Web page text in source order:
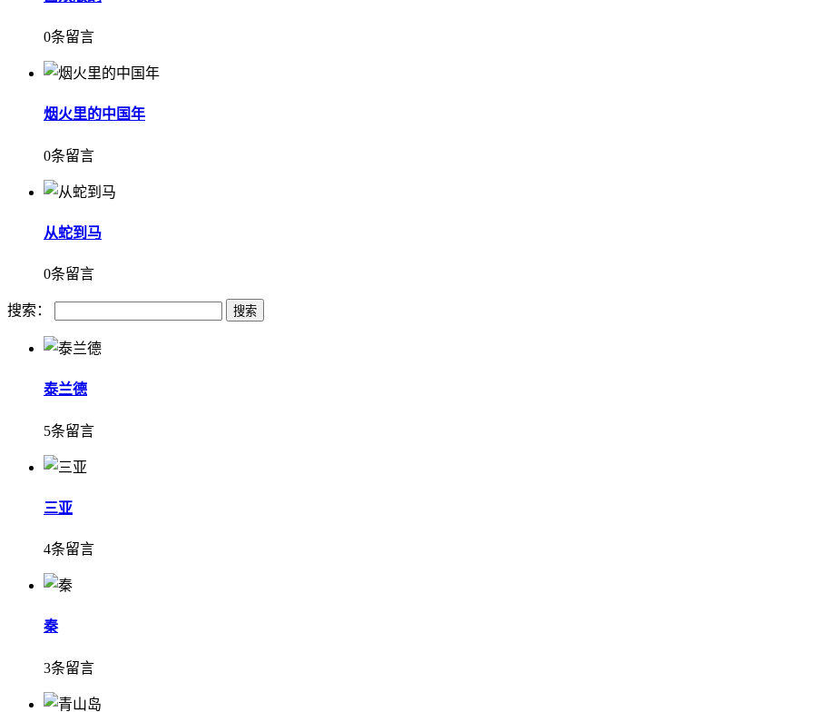
0条留言
烟火里的中国年
0条留言
从蛇到马
0条留言
搜索：
泰兰德
5条留言
三亚
4条留言
秦
3条留言